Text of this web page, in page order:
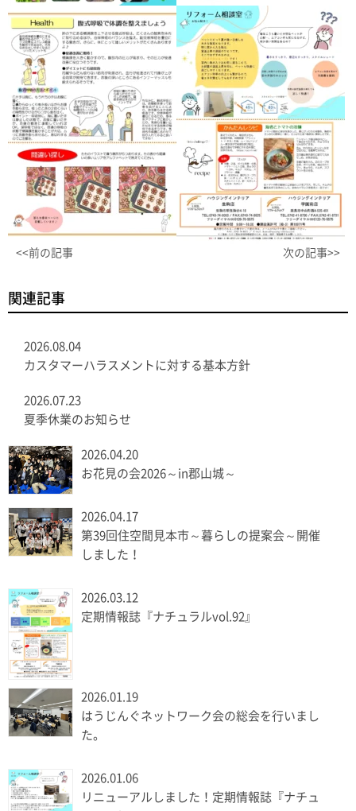
<<前の記事 次の記事>>
関連記事
2026.08.04
カスタマーハラスメントに対する基本方針
2026.07.23
夏季休業のお知らせ
2026.04.20
お花見の会2026～in郡山城～
2026.04.17
第39回住空間見本市～暮らしの提案会～開催
しました！
2026.03.12
定期情報誌『ナチュラルvol.92』
2026.01.19
はうじんぐネットワーク会の総会を行いまし
た。
2026.01.06
リニューアルしました！定期情報誌『ナチュ